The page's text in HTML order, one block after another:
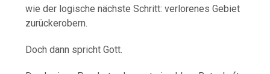
wie der logische nächste Schritt: verlorenes Gebiet
zurückerobern.
Doch dann spricht Gott.